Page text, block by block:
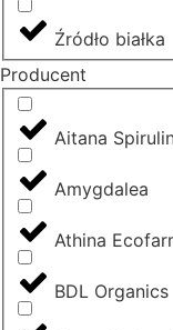
Źródło białka
Producent
Aitana
Amygdalea
Athina
BDL Organics